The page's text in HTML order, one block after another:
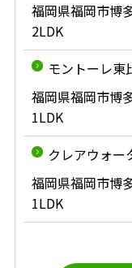
福岡県福岡市博
2LDK
モントーレ東
福岡県福岡市博
1LDK
クレアウォー
福岡県福岡市博
1LDK